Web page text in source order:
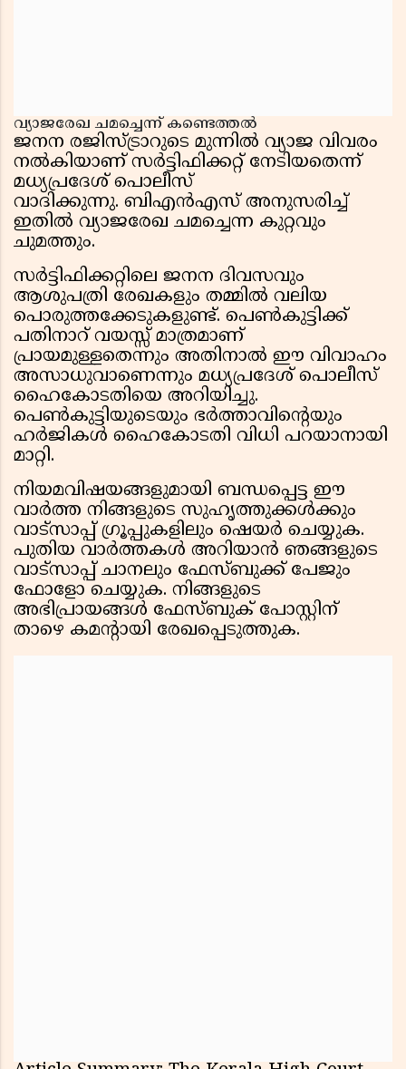
വ്യാജരേഖ ചമച്ചെന്ന് കണ്ടെത്തൽ
ജനന രജിസ്ട്രാറുടെ മുന്നിൽ വ്യാജ വിവരം
നൽകിയാണ് സർട്ടിഫിക്കറ്റ് നേടിയതെന്ന്
മധ്യപ്രദേശ് പൊലീസ്
വാദിക്കുന്നു. ബിഎൻഎസ് അനുസരിച്ച്
ഇതിൽ വ്യാജരേഖ ചമച്ചെന്ന കുറ്റവും
ചുമത്തും.
സർട്ടിഫിക്കറ്റിലെ ജനന ദിവസവും
ആശുപത്രി രേഖകളും തമ്മിൽ വലിയ
പൊരുത്തക്കേടുകളുണ്ട്. പെൺകുട്ടിക്ക്
പതിനാറ് വയസ്സ് മാത്രമാണ്
പ്രായമുള്ളതെന്നും അതിനാൽ ഈ വിവാഹം
അസാധുവാണെന്നും മധ്യപ്രദേശ് പൊലീസ്
ഹൈകോടതിയെ അറിയിച്ചു.
പെൺകുട്ടിയുടെയും ഭർത്താവിൻ്റെയും
ഹർജികൾ ഹൈകോടതി വിധി പറയാനായി
മാറ്റി.
നിയമവിഷയങ്ങളുമായി ബന്ധപ്പെട്ട ഈ
വാർത്ത നിങ്ങളുടെ സുഹൃത്തുക്കൾക്കും
വാട്സാപ്പ് ഗ്രൂപ്പുകളിലും ഷെയർ ചെയ്യുക.
പുതിയ വാർത്തകൾ അറിയാൻ ഞങ്ങളുടെ
വാട്സാപ്പ് ചാനലും ഫേസ്ബുക്ക് പേജും
ഫോളോ ചെയ്യുക. നിങ്ങളുടെ
അഭിപ്രായങ്ങൾ ഫേസ്ബുക് പോസ്റ്റിന്
താഴെ കമൻ്റായി രേഖപ്പെടുത്തുക.